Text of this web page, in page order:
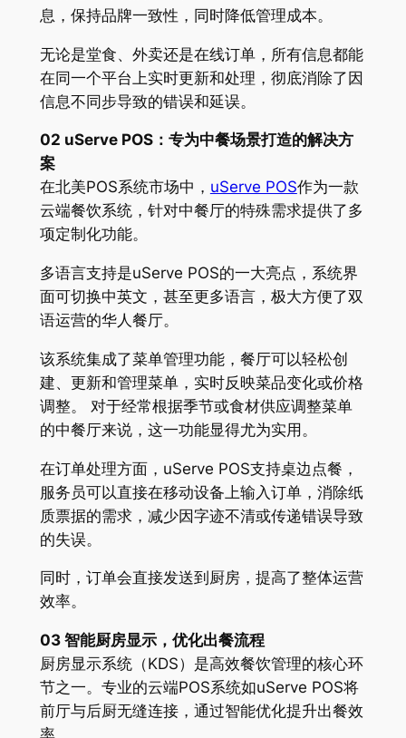
息，保持品牌一致性，同时降低管理成本。
无论是堂食、外卖还是在线订单，所有信息都能
在同一个平台上实时更新和处理，彻底消除了因
信息不同步导致的错误和延误。
02 uServe POS：专为中餐场景打造的解决方
案
在北美POS系统市场中， uServe POS作为一款
云端餐饮系统，针对中餐厅的特殊需求提供了多
项定制化功能。
多语言支持是uServe POS的一大亮点，系统界
面可切换中英文，甚至更多语言，极大方便了双
语运营的华人餐厅。
该系统集成了菜单管理功能，餐厅可以轻松创
建、更新和管理菜单，实时反映菜品变化或价格
调整。 对于经常根据季节或食材供应调整菜单
的中餐厅来说，这一功能显得尤为实用。
在订单处理方面，uServe POS支持桌边点餐，
服务员可以直接在移动设备上输入订单，消除纸
质票据的需求，减少因字迹不清或传递错误导致
的失误。
同时，订单会直接发送到厨房，提高了整体运营
效率。
03 智能厨房显示，优化出餐流程
厨房显示系统（KDS）是高效餐饮管理的核心环
节之一。专业的云端POS系统如uServe POS将
前厅与后厨无缝连接，通过智能优化提升出餐效